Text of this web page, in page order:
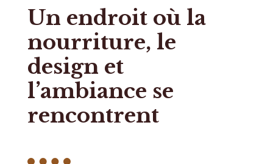
Un endroit où la
nourriture, le
design et
l’ambiance se
rencontrent